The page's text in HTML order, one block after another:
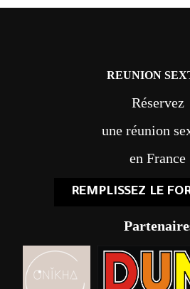
REUNION
Réservez
une réunion
en France
REMPLISSEZ LE